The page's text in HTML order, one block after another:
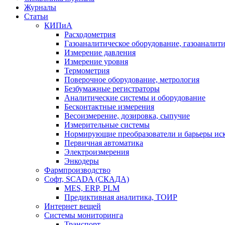
Журналы
Статьи
КИПиА
Расходометрия
Газоаналитическое оборудование,
Измерение давления
Измерение уровня
Термометрия
Поверочное оборудование, метрология
Безбумажные регистраторы
Аналитические системы и оборудование
Бесконтактные измерения
Весоизмерение, дозировка, сыпучие
Измерительные системы
Нормирующие преобразователи и барьеры
Первичная автоматика
Электроизмерения
Энкодеры
Фармпроизводство
Софт, SCADA (СКАДА)
MES, ERP, PLM
Предиктивная аналитика, ТОИР
Интернет вещей
Системы мониторинга